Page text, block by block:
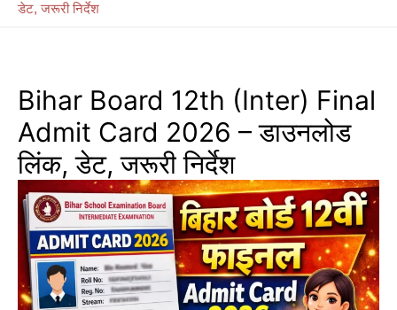
डेट, जरूरी निर्देश
Bihar Board 12th (Inter) Final
Admit Card 2026 – डाउनलोड
लिंक, डेट, जरूरी निर्देश